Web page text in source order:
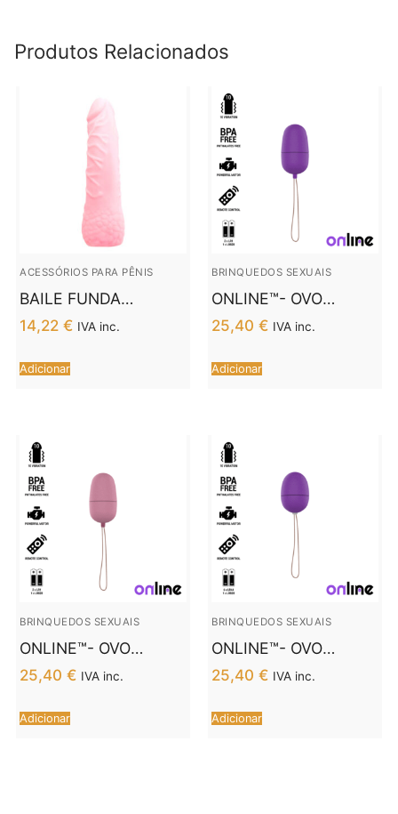
Produtos Relacionados
ACESSÓRIOS PARA PÊNIS
BAILE FUNDA
EXTENSORA
REALISTICA MANGA
SERIES
14,22 € IVA inc.
Adicionar
BRINQUEDOS SEXUAIS
ONLINE™- OVO
VIBRANTE COM
CONTROLE REMOTO
M LILAC
25,40 € IVA inc.
Adicionar
BRINQUEDOS SEXUAIS
ONLINE™- OVO
VIBRANTE COM
CONTROLE REMOTO
M ROSA
25,40 € IVA inc.
Adicionar
BRINQUEDOS SEXUAIS
ONLINE™- OVO
VIBRANTE COM
CONTROLE REMOTO
S LILAC
25,40 € IVA inc.
Adicionar